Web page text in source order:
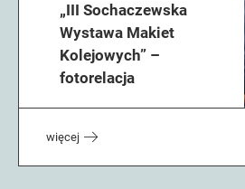
„III Sochaczewska
Wystawa Makiet
Kolejowych” –
fotorelacja
więcej